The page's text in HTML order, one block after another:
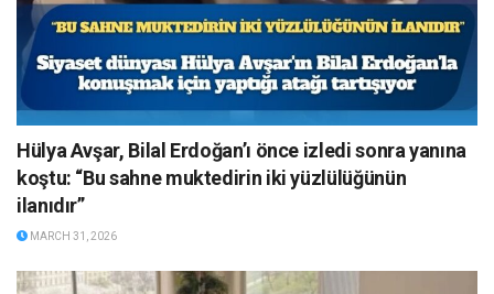
Hülya Avşar, Bilal Erdoğan’ı önce izledi sonra yanına
koştu: “Bu sahne muktedirin iki yüzlülüğünün
ilanıdır”
MARCH 31, 2026